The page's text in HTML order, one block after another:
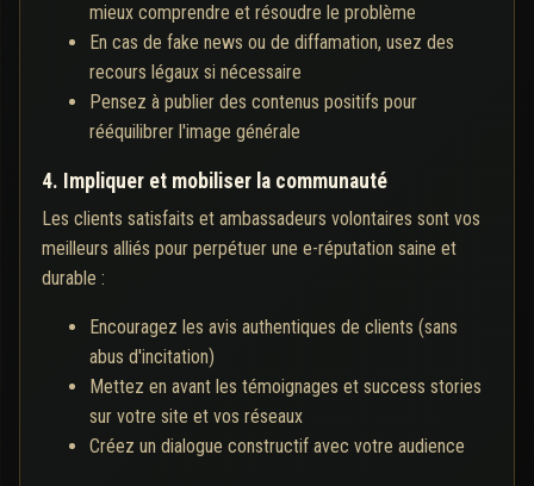
mieux comprendre et résoudre le problème
En cas de fake news ou de diffamation, usez des
recours légaux si nécessaire
Pensez à publier des contenus positifs pour
rééquilibrer l'image générale
4. Impliquer et mobiliser la communauté
Les clients satisfaits et ambassadeurs volontaires sont vos
meilleurs alliés pour perpétuer une e-réputation saine et
durable :
Encouragez les avis authentiques de clients (sans
abus d'incitation)
Mettez en avant les témoignages et success stories
sur votre site et vos réseaux
Créez un dialogue constructif avec votre audience